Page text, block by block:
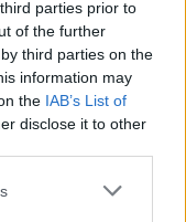
parties prior to
of the further
third parties on the
information may
the IAB’s List of
disclose it to other
che gli avrà
possa realmente
i costi sono elevati.
credo che possa
in passato".